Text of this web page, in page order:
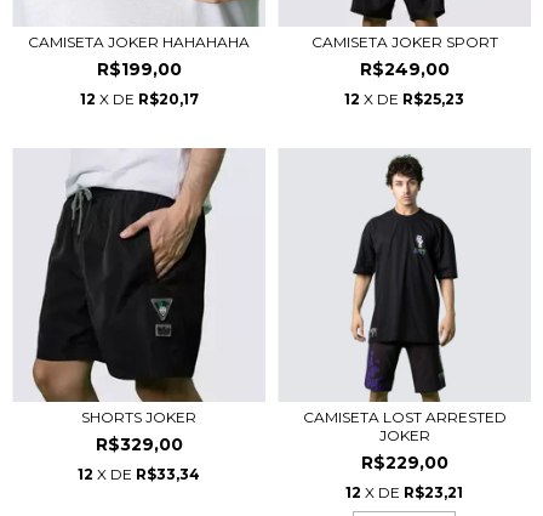
CAMISETA JOKER HAHAHAHA
R$199,00
12 X DE R$20,17
CAMISETA JOKER SPORT
R$249,00
12 X DE R$25,23
SHORTS JOKER
R$329,00
12 X DE R$33,34
CAMISETA LOST ARRESTED
JOKER
R$229,00
12 X DE R$23,21